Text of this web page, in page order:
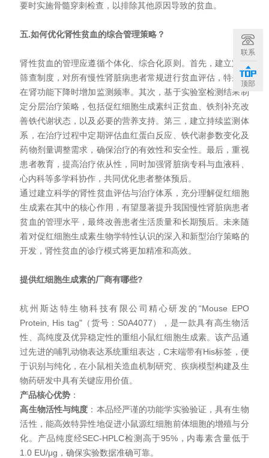
要时实施骨髓穿刺检查，以排除其他原因导致的贫血。
五.如何优化肾性贫血的综合管理策略？
肾性贫血的管理应遵循个体化、综合化原则。首先，建立定期
筛查制度，对所有慢性肾脏病患者常规进行贫血评估，特别是
在肾功能下降时增加监测频率。其次，基于实验室检测结果制
定分层治疗策略，包括促红细胞生成素纠正贫血、铁剂补充改
善铁代谢状态，以及必要的营养支持。第三，建立持续监测体
系，在治疗过程中定期评估血红蛋白反应、铁代谢参数变化及
药物剂量调整需求，确保治疗的有效性和安全性。最后，重视
患者教育，提高治疗依从性，同时加强肾脏病专科与血液科、
心内科等多学科协作，共同优化患者整体预后。
通过建立科学的肾性贫血评估与治疗体系，充分理解促红细胞
生成素在其中的核心作用，有望显著提升我国慢性肾脏病患者
贫血的管理水平，最终改善患者生活质量和长期预后。未来随
着对促红细胞生成素生物学特性认识的深入和新型治疗策略的
开发，肾性贫血的诊疗模式将更加精准和高效。
提供红细胞生成素的厂商有哪些?
杭州斯达特生物科技有限公司精心研发的“Mouse EPO
Protein, His tag"（货号： S0A4077），是一款具有高生物活
性、高纯度及优异稳定性的重组小鼠红细胞生成素。该产品通
过先进的哺乳动物表达系统重组表达，C末端带有His标签，便
于识别与纯化，在小鼠相关造血机制研究、疾病模型构建及生
物药研发中具有关键应用价值。
产品核心优势 ：
高生物活性与纯度 ：本品经严谨的功能学实验验证，具有生物
活性，能高效特异性地促进小鼠源红细胞前体细胞的增殖与分
化。产品纯度经SEC-HPLC检测高于95%，内毒素含量低于
1.0 EU/μg ，确保实验数据准确可靠。
联系
顶部